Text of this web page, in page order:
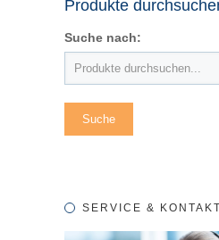
Produkte
Suche nach:
SERVICE & KONTAKT